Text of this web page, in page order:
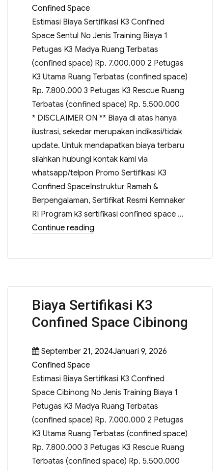
Confined Space
Estimasi Biaya Sertifikasi K3 Confined
Space Sentul No Jenis Training Biaya 1
Petugas K3 Madya Ruang Terbatas
(confined space) Rp. 7.000.000 2 Petugas
K3 Utama Ruang Terbatas (confined space)
Rp. 7.800.000 3 Petugas K3 Rescue Ruang
Terbatas (confined space) Rp. 5.500.000
* DISCLAIMER ON ** Biaya di atas hanya
ilustrasi, sekedar merupakan indikasi/tidak
update. Untuk mendapatkan biaya terbaru
silahkan hubungi kontak kami via
whatsapp/telpon Promo Sertifikasi K3
Confined SpaceInstruktur Ramah &
Berpengalaman, Sertifikat Resmi Kemnaker
RI Program k3 sertifikasi confined space …
Continue reading
Biaya Sertifikasi K3
Confined Space Cibinong
September 21, 2024Januari 9, 2026
Confined Space
Estimasi Biaya Sertifikasi K3 Confined
Space Cibinong No Jenis Training Biaya 1
Petugas K3 Madya Ruang Terbatas
(confined space) Rp. 7.000.000 2 Petugas
K3 Utama Ruang Terbatas (confined space)
Rp. 7.800.000 3 Petugas K3 Rescue Ruang
Terbatas (confined space) Rp. 5.500.000